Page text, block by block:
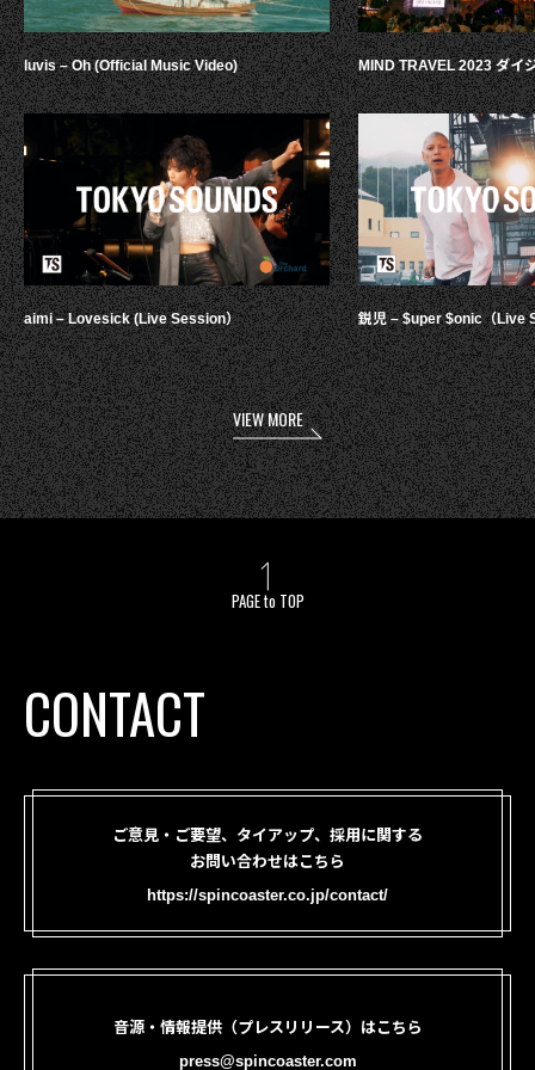
luvis – Oh (Official Music Video)
aimi – Lovesick (Live Session）
MIND TRAVEL 2023 ダイ
鋭児 – $uper $onic（Live
VIEW MORE
PAGE to TOP
CONTACT
ご意見・ご要望、タイアップ、採用に関する
お問い合わせはこちら
https://spincoaster.co.jp/contact/
音源・情報提供（プレスリリース）はこちら
press@spincoaster.com